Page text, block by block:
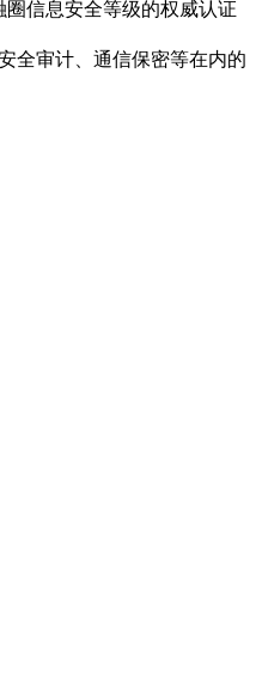
信息安全等级的权威认证
全审计、通信保密等在内的